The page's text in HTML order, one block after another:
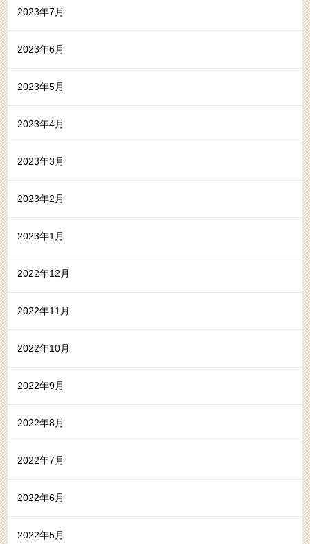
2023年7月
2023年6月
2023年5月
2023年4月
2023年3月
2023年2月
2023年1月
2022年12月
2022年11月
2022年10月
2022年9月
2022年8月
2022年7月
2022年6月
2022年5月